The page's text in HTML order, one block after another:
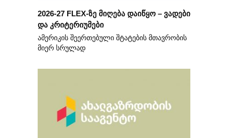
2026-27 FLEX-ზე მიღება დაიწყო – ვადები
და კრიტერიუმები
ამერიკის შეერთებული შტატების მთავრობის
მიერ სრულად